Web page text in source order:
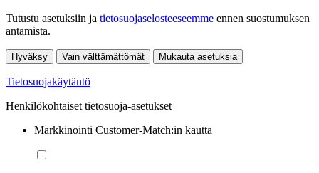
Tutustu asetuksiin ja tietosuojaselosteeseemme ennen suostumuksen
antamista.
Hyväksy Vain välttämättömät Mukauta asetuksia
Tietosuojakäytäntö
Henkilökohtaiset tietosuoja-asetukset
Markkinointi Customer-Match:in kautta